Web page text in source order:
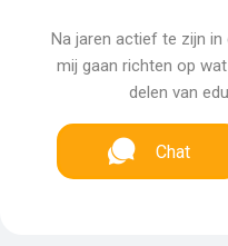
Na jaren actief te zijn
mij gaan richten op
delen van
Chat